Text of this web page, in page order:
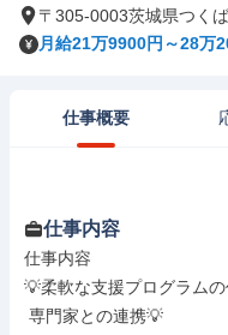
〒305-0003茨城県つく
月給21万9900円～28万
仕事概要
仕事内容
仕事内容
💡柔軟な支援プログラムの